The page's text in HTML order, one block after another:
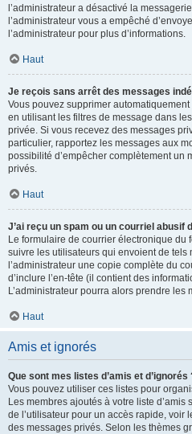
l’administrateur a désactivé la
l’administrateur vous a empêché
l’administrateur pour plus d’informations.
Haut
Je reçois sans arrêt des messages
Vous pouvez supprimer
en utilisant les filtres de message dans
privée. Si vous recevez des messages
particulier, rapportez les messages aux
possibilité d’empêcher complètement un
privés.
Haut
J’ai reçu un spam ou un courriel abusif
Le formulaire de courrier électronique du
suivre les utilisateurs qui envoient de tels
l’administrateur une copie complète du
d’inclure l’en-tête (il contient des
L’administrateur pourra alors prendre les
Haut
Amis et ignorés
Que sont mes listes d’amis et d’ignorés
Vous pouvez utiliser ces listes pour
Les membres ajoutés à votre liste
de l’utilisateur pour un accès rapide, voir
des messages privés. Selon les thèmes